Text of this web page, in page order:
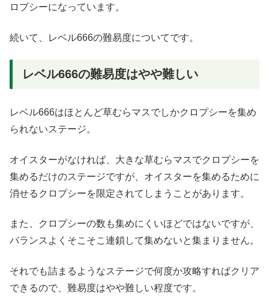
ロプシーになっています。
続いて、レベル666の難易度についてです。
レベル666の難易度はやや難しい
レベル666はほとんど草むらマスでしかクロプシーを集め
られないステージ。
オイスターがなければ、大きな草むらマスでクロプシーを
集めるだけのステージですが、オイスターを集めるために
消せるクロプシーを限定されてしまうことがあります。
また、クロプシーの数も集めにくいほどではないですが、
バランスよくそこそこ連鎖して集めないと集まりません。
それでも詰まるようなステージで何度か攻略すればクリア
できるので、難易度はやや難しい程度です。